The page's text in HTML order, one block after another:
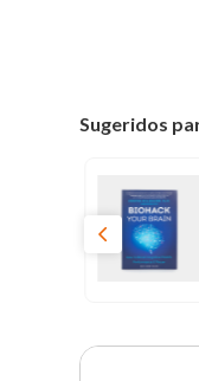
Sugeridos